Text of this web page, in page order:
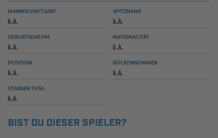
SPIELPLUS
MANNSCHAFTSART
k.A.
SPITZNAME
k.A.
GEBURTSDATUM
k.A.
NATIONALITÄT
k.A.
POSITION
k.A.
RÜCKENNUMMER
k.A.
STARKER FUSS
k.A.
BIST DU DIESER SPIELER?